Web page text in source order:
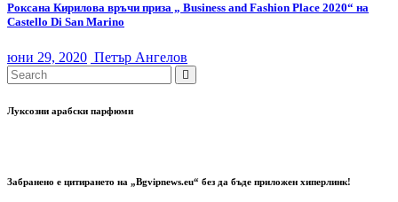
Роксана Кирилова връчи приза „ Business and Fashion Place 2020“ на
Castello Di San Marino
юни 29, 2020 Петър Ангелов
Луксозни арабски парфюми
Забранено е цитирането на „Bgvipnews.eu“ без да бъде приложен хиперлинк!